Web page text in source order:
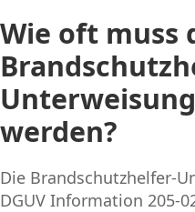
Wie oft muss
werden?
Die Brandschutzhelfer-
DGUV Information 205-